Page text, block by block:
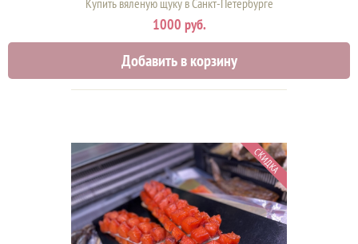
Купить вяленую щуку в Санкт-Петербурге
1000 руб.
Добавить в корзину
СКИДКА